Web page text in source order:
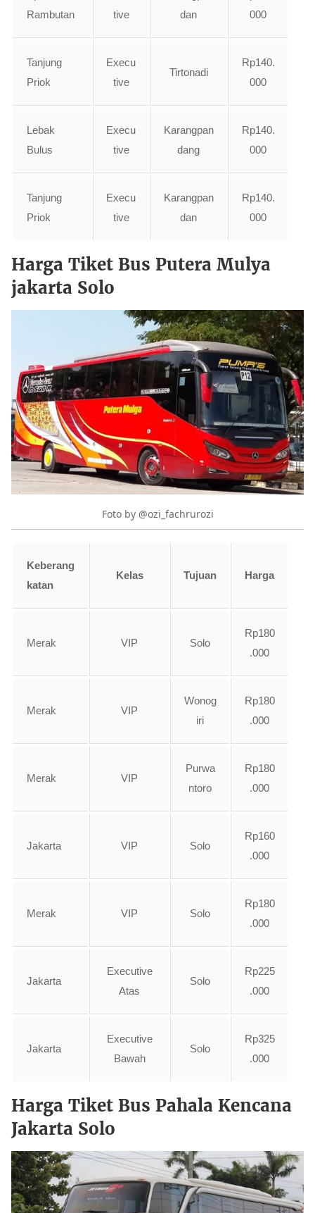
Rambutan
tive
dan
000
Tanjung
Priok
Execu
tive
Tirtonadi
Rp140.
000
Lebak
Bulus
Execu
tive
Karangpan
dang
Rp140.
000
Tanjung
Priok
Execu
tive
Karangpan
dan
Rp140.
000
Harga Tiket Bus Putera Mulya
jakarta Solo
Foto by @ozi_fachrurozi
Keberang
katan
Kelas Tujuan Harga
Merak VIP Solo
Rp180
.000
Merak VIP
Wonog
iri
Rp180
.000
Merak VIP
Purwa
ntoro
Rp180
.000
Jakarta VIP Solo
Rp160
.000
Merak VIP Solo
Rp180
.000
Jakarta
Executive
Atas
Solo
Rp225
.000
Jakarta
Executive
Bawah
Solo
Rp325
.000
Harga Tiket Bus Pahala Kencana
Jakarta Solo